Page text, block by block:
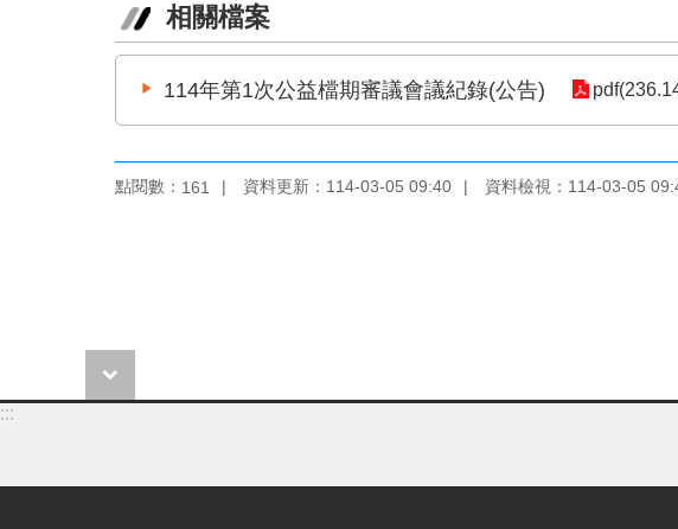
相關檔案
114年第1次公益檔期審議會議紀錄(公告)
點閱數： 161 資料更新：114-03-05 09:40 資料檢視：114-03-05
:::